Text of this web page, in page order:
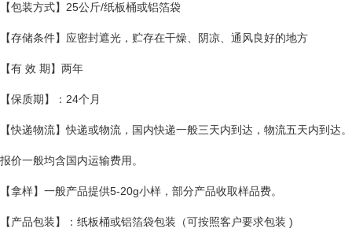
【包装方式】25公斤/纸板桶或铝箔袋
【存储条件】应密封遮光，贮存在干燥、阴凉、通风良好的地方
【有 效 期】两年
【保质期】：24个月
【快递物流】快递或物流，国内快递一般三天内到达，物流五天内到达。
报价一般均含国内运输费用。
【拿样】一般产品提供5-20g小样，部分产品收取样品费。
【产品包装】：纸板桶或铝箔袋包装（可按照客户要求包装 )